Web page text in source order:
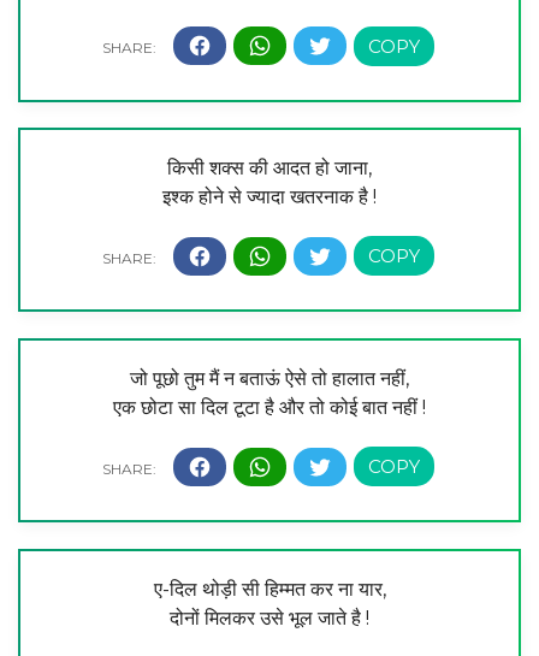
किसी शक्स की आदत हो जाना,
इश्क होने से ज्यादा खतरनाक है !
जो पूछो तुम मैं न बताऊं ऐसे तो हालात नहीं,
एक छोटा सा दिल टूटा है और तो कोई बात नहीं !
ए-दिल थोड़ी सी हिम्मत कर ना यार,
दोनों मिलकर उसे भूल जाते है !